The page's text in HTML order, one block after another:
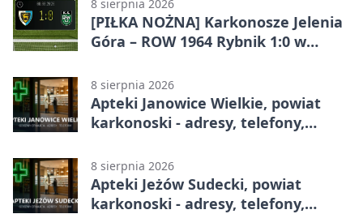
8 sierpnia 2026
[PIŁKA NOŻNA] Karkonosze Jelenia
Góra – ROW 1964 Rybnik 1:0 w
8 sierpnia 2026
Apteki Janowice Wielkie, powiat
karkonoski - adresy, telefony,
8 sierpnia 2026
Apteki Jeżów Sudecki, powiat
karkonoski - adresy, telefony,